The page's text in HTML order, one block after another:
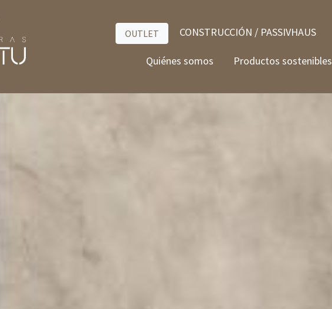
OUTLET CONSTRUCCIÓN / PASSIVHAUS
Quiénes somos Productos sostenibles